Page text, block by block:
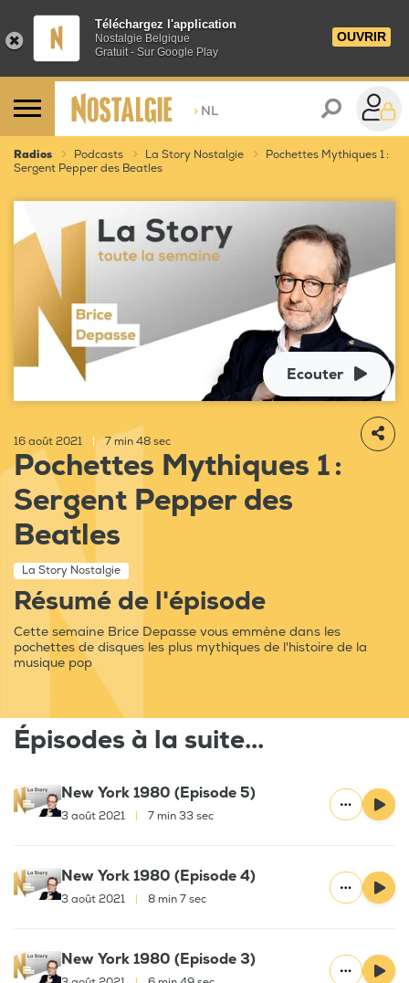
Téléchargez l'application
Nostalgie Belgique
Gratuit - Sur Google Play
OUVRIR
> NL
Radios Podcasts La Story Nostalgie
Pochettes Mythiques 1 :
Sergent Pepper des Beatles
Ecouter
16 août 2021 7 min 48 sec
Pochettes Mythiques 1 :
Sergent Pepper des
Beatles
La Story Nostalgie
Résumé de l'épisode
Cette semaine Brice Depasse vous emmène dans les
pochettes de disques les plus mythiques de l'histoire de la
musique pop
Épisodes à la suite...
New York 1980 (Episode 5)
3 août 2021 7 min 33 sec
New York 1980 (Episode 4)
3 août 2021 8 min 7 sec
New York 1980 (Episode 3)